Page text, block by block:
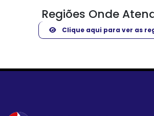
Regiões Onde
Clique aqui para ver as